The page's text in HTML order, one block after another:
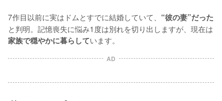
7作目以前に実はドムとすでに結婚していて、 “彼の妻”だった
と判明。記憶喪失に悩み1度は別れを切り出しますが、現在は
家族で穏やかに暮らしています。
AD